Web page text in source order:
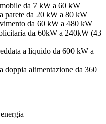
da 7 kW a 60 kW
parete da 20 kW a 80 kW
da 60 kW a 480 kW
da 60kW a 240kW (43
a liquido da 600 kW a
doppia alimentazione da 360